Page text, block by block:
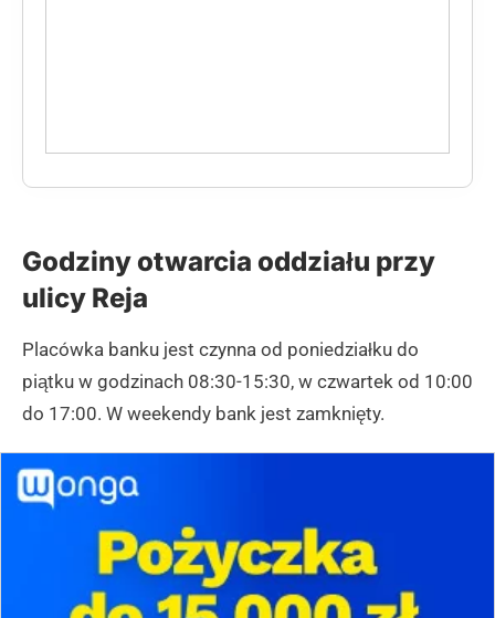
Godziny otwarcia oddziału przy
ulicy Reja
Placówka banku jest czynna od poniedziałku do
piątku w godzinach 08:30-15:30, w czwartek od 10:00
do 17:00. W weekendy bank jest zamknięty.